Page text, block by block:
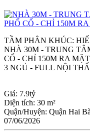
TẦM PHÂN KHÚC:
NHÀ 30M - TRUNG
CỔ - CHỈ 150M RA
3 NGỦ - FULL NỘI
Giá: 7.9tỷ
Diện tích: 30 m²
Quận/Huyện: Quận Hai
07/06/2026